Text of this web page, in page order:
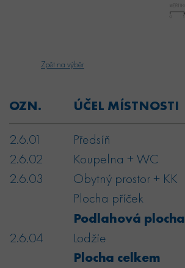
Zpět na výběr
OZN. ÚČEL MÍSTNOSTI
2.6.01 Předsíň
2.6.02 Koupelna + WC
2.6.03 Obytný prostor + KK
Plocha příček
Podlahová plocha
2.6.04 Lodžie
Plocha celkem